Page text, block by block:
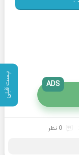
پست قبلی ADS
0 نظر